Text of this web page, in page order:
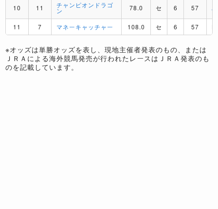
10 11 チャンピオンドラゴ
ン 78.0 セ 6 57 A
11 7 マネーキャッチャー 108.0 セ 6 57
※オッズは単勝オッズを表し、現地主催者発表のもの、または
ＪＲＡによる海外競馬発売が行われたレースはＪＲＡ発表のも
のを記載しています。